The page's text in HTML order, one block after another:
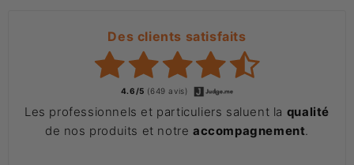
Des clients satisfaits
4.6/5 (649 avis)
Les professionnels et particuliers saluent la qualité
de nos produits et notre accompagnement.